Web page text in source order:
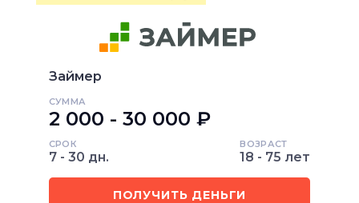
Займер
СУММА
2 000 - 30 000 ₽
СРОК
7 - 30 дн.
ВОЗРАСТ
18 - 75 лет
ПОЛУЧИТЬ ДЕНЬГИ